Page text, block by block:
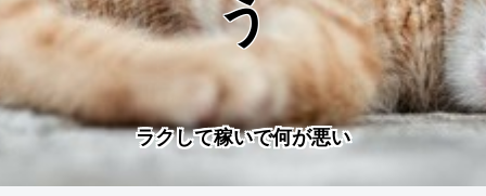
う
ラクして稼いで何が悪い